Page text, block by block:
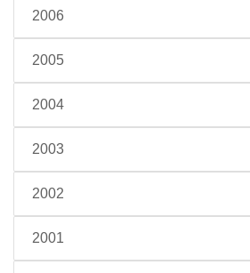
2006
2005
2004
2003
2002
2001